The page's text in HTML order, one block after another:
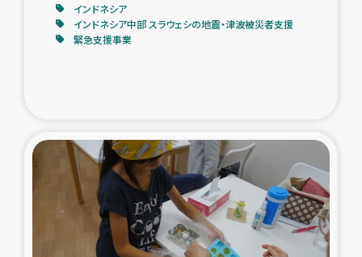
レバノンでのシリア難民への教育支援事業
神原ゼミxパルシック
石巻市街地在宅被災者支援
復興応援隊の活動
インドネシア
インドネシア中部 スラウェシの地震・津波被災者支援
緊急支援事業